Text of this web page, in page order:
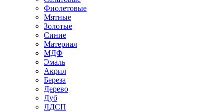
Фиолетовые
Мятные
Золотые
Синие
Материал
МДФ
Эмаль
Акрил
Береза
Дерево
Дуб
ЛДСП